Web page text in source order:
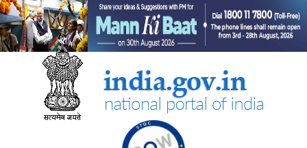
स्‍वास्‍थ्‍य एवं परिवार कल्‍याण मंत्रालय
परिवारों के स्वास्थ्य सेवा पर अपने पास से किए जाने वाले खर्च को कम करने
के लिए उठाए गए कदम
देश में चिकित्सा शिक्षा बुनियादी ढांचे को मजबूत बनाने के लिए उठाए गए कदम
राष्ट्रीय स्वास्थ्य प्राधिकरण ने आयुष्‍मान भारत स्‍वास्‍थ्‍य खाता आधारित स्कैन
और रजिस्टर सेवा द्वारा 25 करोड़ ओपीडी पंजीकरण की उपलब्धि हासिल की